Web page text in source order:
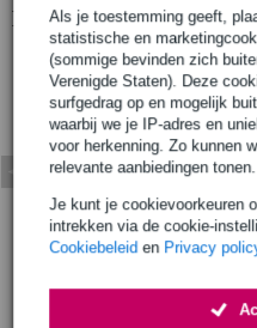
Als je toestemming geeft,
statistische en
(sommige bevinden zich
Verenigde Staten). Deze
surfgedrag op en mogelijk
waarbij we je IP-adres en
voor herkenning. Zo kunnen
relevante aanbiedingen tonen.
Je kunt je cookievoorkeuren
intrekken via de cookie-
Cookiebeleid en Privacy
Bekijk ook eens (1)